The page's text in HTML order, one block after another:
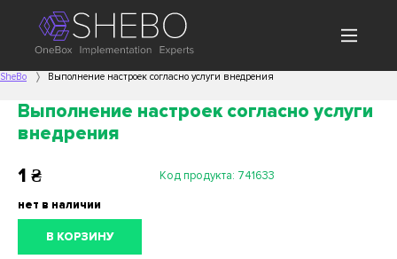
SheBo Выполнение настроек согласно услуги внедрения
Выполнение настроек согласно услуги
внедрения
1 ₴ Код продукта: 741633
нет в наличии
В КОРЗИНУ